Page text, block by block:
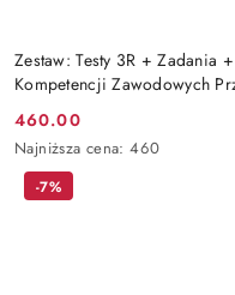
Zestaw: Testy 3R + Zadania
Kompetencji Zawodowych
Cena
promocyjna:
460.00
Najniższa
cena
Najniższa cena: 460
-7%